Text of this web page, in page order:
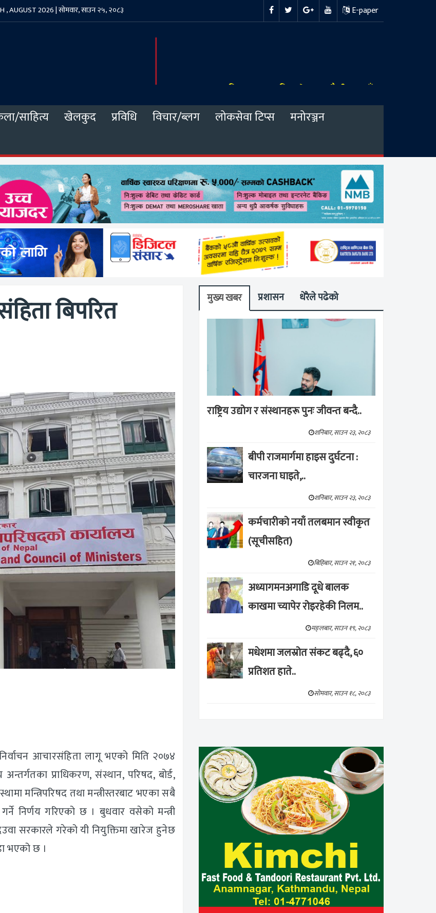
, AUGUST 2026 | सोमवार, साउन २५, २०८३ E-paper
साहित्य खेलकुद प्रविधि विचार/ब्लग लोकसेवा टिप्स
मनोरञ्जन
बिपरित
आचारसंहिता लागू भएको मिति २०७४
प्राधिकरण, संस्थान, परिषद, बोर्ड,
मन्त्रिपरिषद तथा मन्त्रीस्तरबाट भएका सबै
निर्णय गरिएको छ । बुधवार वसेको मन्त्री
सरकारले गरेको यी नियुक्तिमा खारेज हुनेछ
भएको छ ।
मुख्य खबर प्रशासन धेरैले पढेको
राष्ट्रिय उद्योग र संस्थानहरू पुनः जीवन्त बन्दै..
शनिबार, साउन २३, २०८३
बीपी राजमार्गमा हाइस दुर्घटना :
चारजना घाइते,..
शनिबार, साउन २३, २०८३
कर्मचारीको नयाँ तलबमान स्वीकृत
(सूचीसहित)
बिहिबार, साउन २१, २०८३
अध्यागमनअगाडि दूधे बालक
काखमा च्यापेर रोइरहेकी निलम..
मङ्लबार, साउन १९, २०८३
मधेशमा जलस्रोत संकट बढ्दै, ६०
प्रतिशत हाते..
सोमवार, साउन १८, २०८३